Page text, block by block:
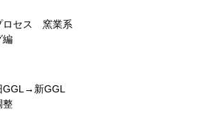
ロセス 窯業系
編
GGL→新GGL
整